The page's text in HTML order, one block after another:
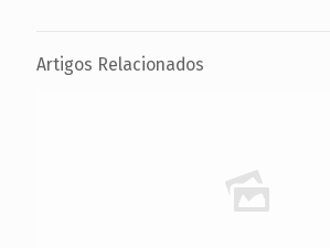
Artigos Relacionados